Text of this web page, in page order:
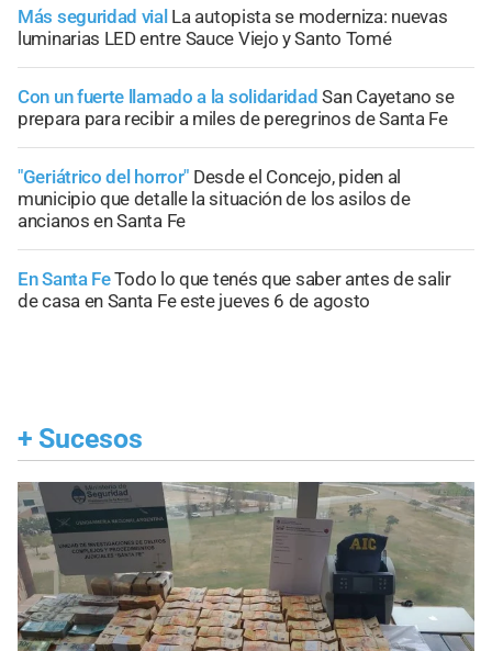
Más seguridad vial La autopista se moderniza: nuevas
luminarias LED entre Sauce Viejo y Santo Tomé
Con un fuerte llamado a la solidaridad San Cayetano se
prepara para recibir a miles de peregrinos de Santa Fe
"Geriátrico del horror" Desde el Concejo, piden al
municipio que detalle la situación de los asilos de
ancianos en Santa Fe
En Santa FeTodo lo que tenés que saber antes de salir
de casa en Santa Fe este jueves 6 de agosto
+ Sucesos